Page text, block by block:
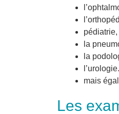
pédiatrie,
la
la
l’urologie.
mais
Les